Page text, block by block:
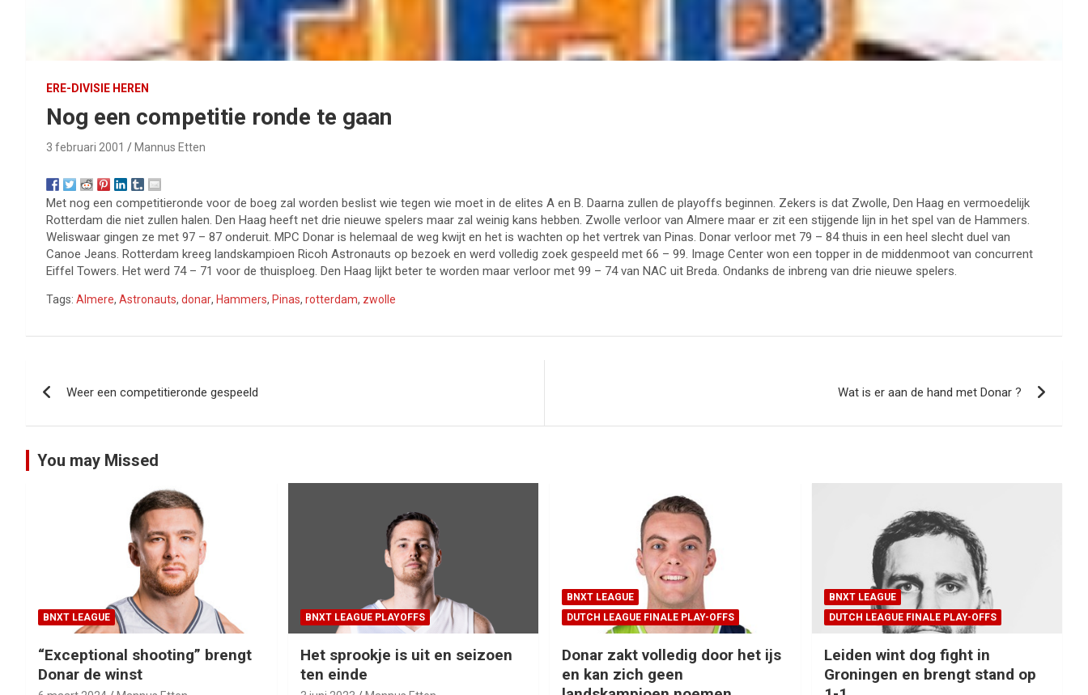
ERE-DIVISIE HEREN
Nog een competitie ronde te gaan
3 februari 2001 Mannus Etten
Met nog een competitieronde voor de boeg zal worden beslist wie tegen wie moet in de elites A en B. Daarna zullen de playoffs beginnen. Zekers is dat Zwolle, Den Haag en vermoedelijk
Rotterdam die niet zullen halen. Den Haag heeft net drie nieuwe spelers maar zal weinig kans hebben. Zwolle verloor van Almere maar er zit een stijgende lijn in het spel van de Hammers.
Weliswaar gingen ze met 97 – 87 onderuit. MPC Donar is helemaal de weg kwijt en het is wachten op het vertrek van Pinas. Donar verloor met 79 – 84 thuis in een heel slecht duel van
Canoe Jeans. Rotterdam kreeg landskampioen Ricoh Astronauts op bezoek en werd volledig zoek gespeeld met 66 – 99. Image Center won een topper in de middenmoot van concurrent
Eiffel Towers. Het werd 74 – 71 voor de thuisploeg. Den Haag lijkt beter te worden maar verloor met 99 – 74 van NAC uit Breda. Ondanks de inbreng van drie nieuwe spelers.
Tags: Almere, Astronauts, donar, Hammers, Pinas, rotterdam, zwolle
navigatie
Weer een competitieronde gespeeld Wat is er aan de hand met Donar ?
You may Missed
BNXT LEAGUE
“Exceptional shooting” brengt
Donar de winst
BNXT LEAGUE PLAYOFFS
Het sprookje is uit en seizoen
ten einde
BNXT LEAGUE
DUTCH LEAGUE FINALE PLAY-OFFS
Donar zakt volledig door het ijs
en kan zich geen
BNXT LEAGUE
DUTCH LEAGUE FINALE PLAY-OFFS
Leiden wint dog fight in
Groningen en brengt stand op